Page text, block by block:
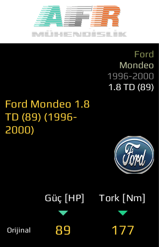
Ford
Mondeo
1996-2000
1.8 TD (89)
Ford Mondeo 1.8
TD (89) (1996-
2000)
Güç [HP] Tork [Nm]
Orijinal 89 177